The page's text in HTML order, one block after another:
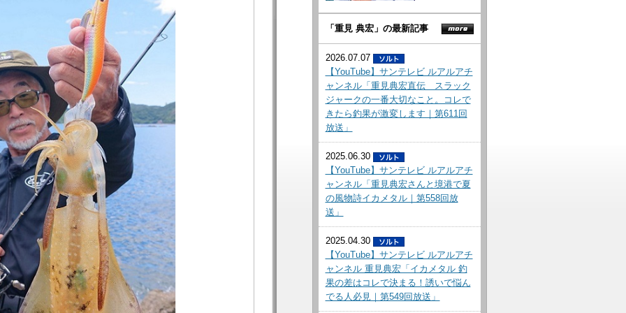
「重見 典宏」の最新記事
2026.07.07
【YouTube】サンテレビ ルアルアチ
ャンネル「重見典宏直伝 スラック
ジャークの一番大切なこと。コレで
きたら釣果が激変します｜第611回
放送」
2025.06.30
【YouTube】サンテレビ ルアルアチ
ャンネル「重見典宏さんと境港で夏
の風物詩イカメタル｜第558回放
送」
2025.04.30
【YouTube】サンテレビ ルアルアチ
ャンネル 重見典宏「イカメタル 釣
果の差はコレで決まる！誘いで悩ん
でる人必見｜第549回放送」